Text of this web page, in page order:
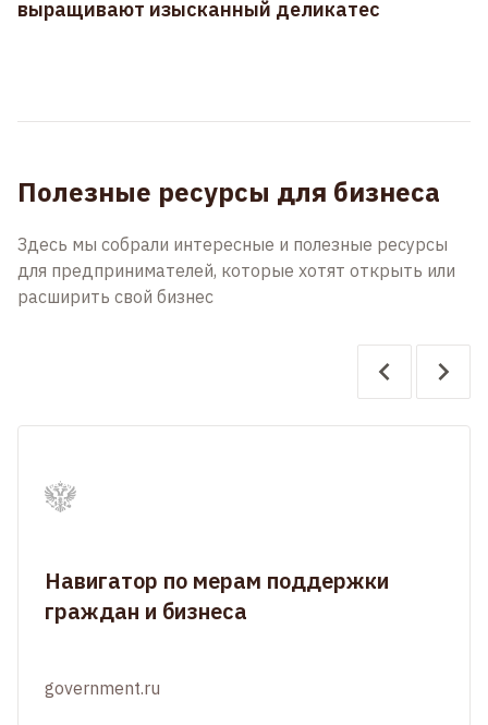
выращивают изысканный деликатес
Полезные ресурсы для бизнеса
Здесь мы собрали интересные и полезные ресурсы
для предпринимателей, которые хотят открыть или
расширить свой бизнес
Навигатор по мерам поддержки
граждан и бизнеса
government.ru